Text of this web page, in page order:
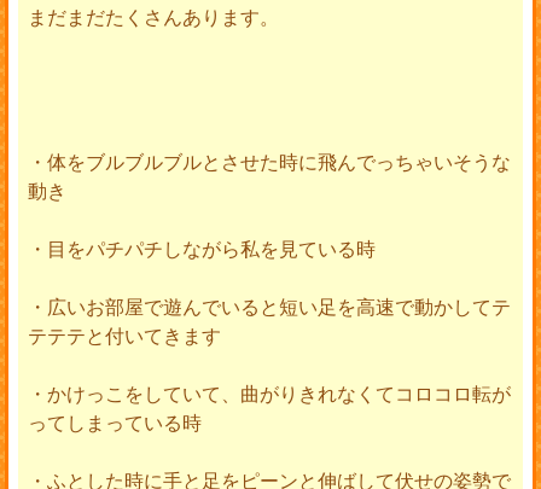
まだまだたくさんあります。
・体をブルブルブルとさせた時に飛んでっちゃいそうな
動き
・目をパチパチしながら私を見ている時
・広いお部屋で遊んでいると短い足を高速で動かしてテ
テテテと付いてきます
・かけっこをしていて、曲がりきれなくてコロコロ転が
ってしまっている時
・ふとした時に手と足をピーンと伸ばして伏せの姿勢で